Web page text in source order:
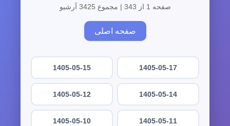
صفحه 1 از 343 | مجموع 3425 آرشیو
صفحه اصلی
1405-05-17
1405-05-15
1405-05-14
1405-05-12
1405-05-11
1405-05-10